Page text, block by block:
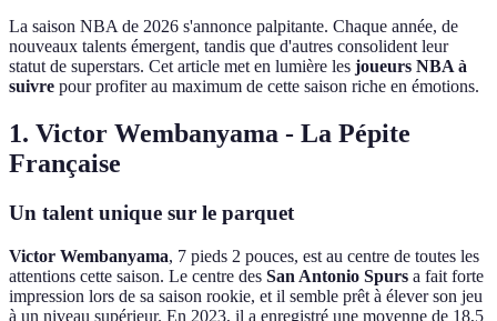
La saison NBA de 2026 s'annonce palpitante. Chaque année, de
nouveaux talents émergent, tandis que d'autres consolident leur
statut de superstars. Cet article met en lumière les joueurs NBA à
suivre pour profiter au maximum de cette saison riche en émotions.
1. Victor Wembanyama - La Pépite
Française
Un talent unique sur le parquet
Victor Wembanyama, 7 pieds 2 pouces, est au centre de toutes les
attentions cette saison. Le centre des San Antonio Spurs a fait forte
impression lors de sa saison rookie, et il semble prêt à élever son jeu
à un niveau supérieur. En 2023, il a enregistré une moyenne de 18,5